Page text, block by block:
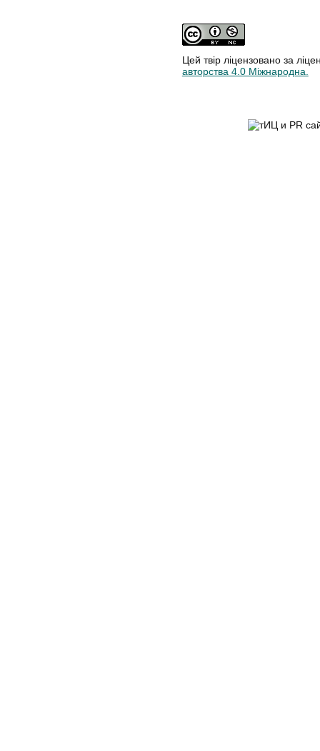
Цей твір ліцензовано за
авторства 4.0 Міжнародна.